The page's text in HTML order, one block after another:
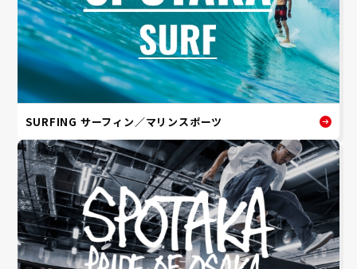
SURFING サーフィン／マリンスポーツ